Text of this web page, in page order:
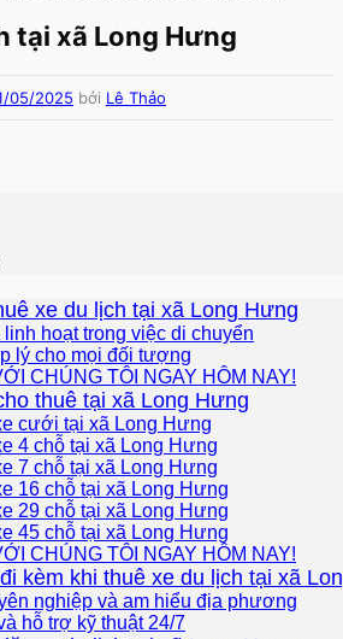
tại xã Long Hưng
05/2025 bởi Lê Thảo
xe du lịch tại xã Long Hưng
hoạt trong việc di chuyển
lý cho mọi đối tượng
CHÚNG TÔI NGAY HÔM NAY!
thuê tại xã Long Hưng
cưới tại xã Long Hưng
4 chỗ tại xã Long Hưng
7 chỗ tại xã Long Hưng
16 chỗ tại xã Long Hưng
29 chỗ tại xã Long Hưng
45 chỗ tại xã Long Hưng
CHÚNG TÔI NGAY HÔM NAY!
kèm khi thuê xe du lịch tại xã
nghiệp và am hiểu địa phương
hỗ trợ kỹ thuật 24/7